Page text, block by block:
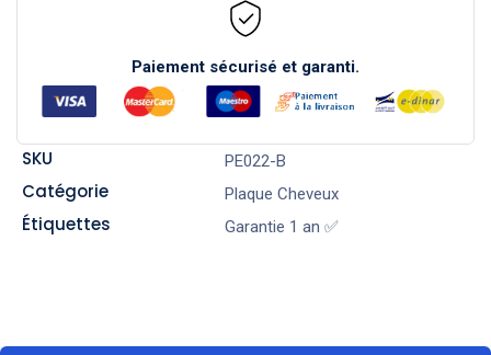
Paiement sécurisé et garanti.
SKU PE022-B
Catégorie Plaque Cheveux
Étiquettes Garantie 1 an ✅